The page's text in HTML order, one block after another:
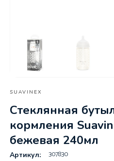
SUAVINEX
Стеклянная
кормления
бежевая 240мл
Артикул: 307830